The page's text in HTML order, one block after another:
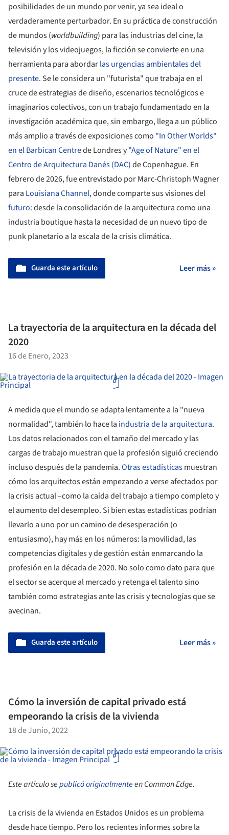
posibilidades de un mundo por venir, ya sea ideal o
verdaderamente perturbador. En su práctica de construcción
de mundos (worldbuilding) para las industrias del cine, la
televisión y los videojuegos, la ficción se convierte en una
herramienta para abordarlas urgencias ambientales del
presente. Se le considera un "futurista" que trabaja en el
cruce de estrategias de diseño, escenarios tecnológicos e
imaginarios colectivos, con un trabajo fundamentado en la
investigación académica que, sin embargo, llega a un público
más amplio a través de exposiciones como "In Other Worlds"
en el Barbican Centrede Londres y"Age of Nature" en el
Centro de Arquitectura Danés (DAC)de Copenhague. En
febrero de 2026, fue entrevistado por Marc-Christoph Wagner
para Louisiana Channel, donde comparte sus visiones del
futuro: desde la consolidación de la arquitectura como una
industria boutique hasta la necesidad de un nuevo tipo de
punk planetario a la escala de la crisis climática.
Guarda este artículo Leer más »
La trayectoria de la arquitectura en la década del
2020
16 de Enero, 2023
A medida que el mundo se adapta lentamente a la "nueva
normalidad", también lo hace la industria de la arquitectura.
Los datos relacionados con el tamaño del mercado y las
cargas de trabajo muestran que la profesión siguió creciendo
incluso después de la pandemia.Otras estadísticasmuestran
cómo los arquitectos están empezando a verse afectados por
la crisis actual –como la caída del trabajo a tiempo completo y
el aumento del desempleo. Si bien estas estadísticas podrían
llevarlo a uno por un camino de desesperación (o
entusiasmo), hay más en los números: la movilidad, las
competencias digitales y de gestión están enmarcando la
profesión en la década de 2020. No solo como dato para que
el sector se acerque al mercado y retenga el talento sino
también como estrategias ante las crisis y tecnologías que se
avecinan.
Guarda este artículo Leer más »
Cómo la inversión de capital privado está
empeorando la crisis de la vivienda
18 de Junio, 2022
Este artículo sepublicó originalmenteen Common Edge.
La crisis de la vivienda en Estados Unidos es un problema
desde hace tiempo. Pero los recientes informes sobre la